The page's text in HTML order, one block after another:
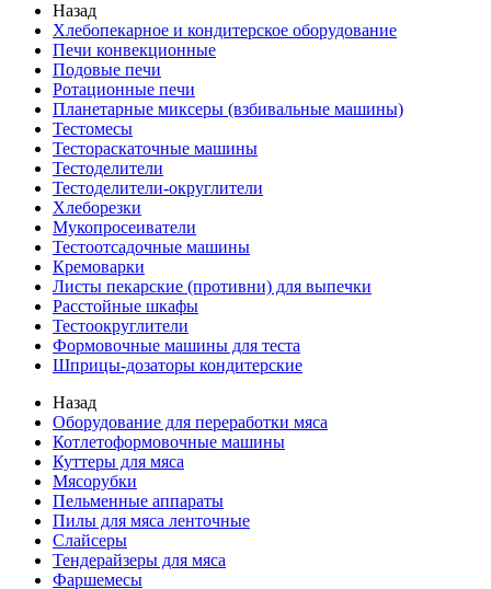
Назад
Хлебопекарное и кондитерское оборудование
Печи конвекционные
Подовые печи
Ротационные печи
Планетарные миксеры (взбивальные машины)
Тестомесы
Тестораскаточные машины
Тестоделители
Тестоделители-округлители
Хлеборезки
Мукопросеиватели
Тестоотсадочные машины
Кремоварки
Листы пекарские (противни) для выпечки
Расстойные шкафы
Тестоокруглители
Формовочные машины для теста
Шприцы-дозаторы кондитерские
Назад
Оборудование для переработки мяса
Котлетоформовочные машины
Куттеры для мяса
Мясорубки
Пельменные аппараты
Пилы для мяса ленточные
Слайсеры
Тендерайзеры для мяса
Фаршемесы